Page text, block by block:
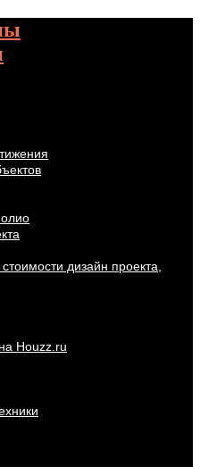
дизайн проекта,
Houzz.ru